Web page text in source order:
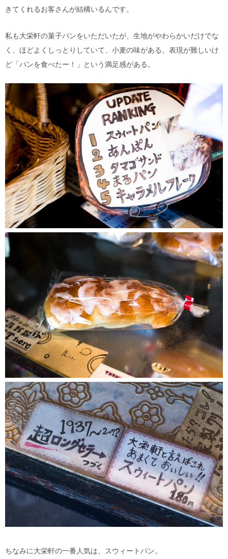
きてくれるお客さんが結構いるんです。
私も大栄軒の菓子パンをいただいたが、生地がやわらかいだけでな
く、ほどよくしっとりしていて、小麦の味がある。表現が難しいけ
ど「パンを食べたー！」という満足感がある。
ちなみに大栄軒の一番人気は、スウィートパン。